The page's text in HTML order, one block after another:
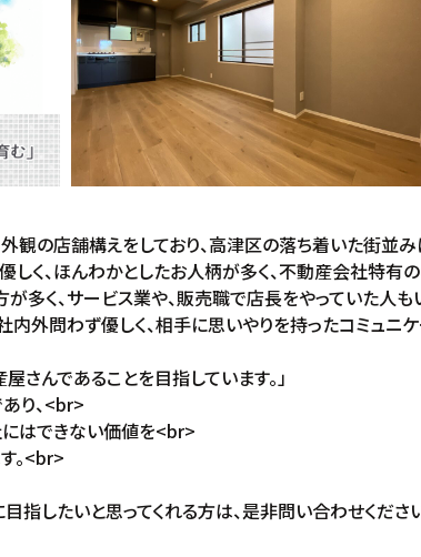
の店舗構えをしており、高津区の落ち着いた街並み
く、ほんわかとしたお人柄が多く、不動産会社特有
多く、サービス業や、販売職で店長をやっていた人も
内外問わず優しく、相手に思いやりを持ったコミュニ
さんであることを目指しています。」
り、<br>
はできない価値を<br>
。<br>
したいと思ってくれる方は、是非問い合わせくださ